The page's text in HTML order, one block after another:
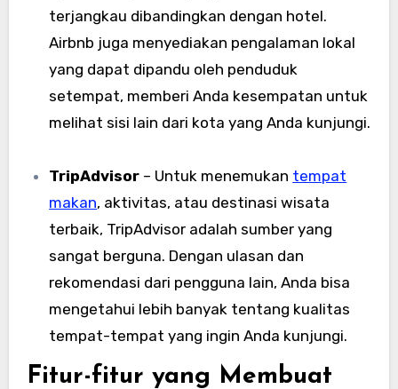
terjangkau dibandingkan dengan hotel.
Airbnb juga menyediakan pengalaman lokal
yang dapat dipandu oleh penduduk
setempat, memberi Anda kesempatan untuk
melihat sisi lain dari kota yang Anda kunjungi.
TripAdvisor – Untuk menemukan tempat
makan, aktivitas, atau destinasi wisata
terbaik, TripAdvisor adalah sumber yang
sangat berguna. Dengan ulasan dan
rekomendasi dari pengguna lain, Anda bisa
mengetahui lebih banyak tentang kualitas
tempat-tempat yang ingin Anda kunjungi.
Fitur-fitur yang Membuat